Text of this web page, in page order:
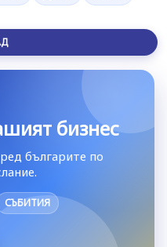
бизнес
българите по
СЪБИТИЯ